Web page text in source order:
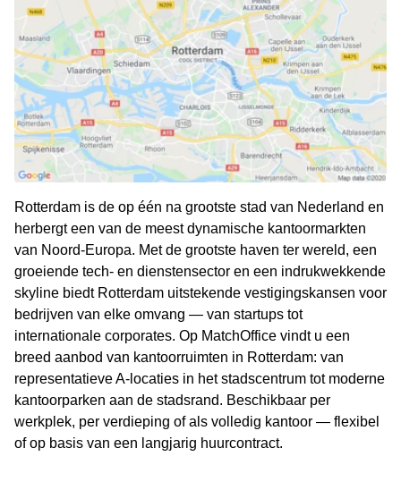
Rotterdam is de op één na grootste stad van Nederland en
herbergt een van de meest dynamische kantoormarkten
van Noord-Europa. Met de grootste haven ter wereld, een
groeiende tech- en dienstensector en een indrukwekkende
skyline biedt Rotterdam uitstekende vestigingskansen voor
bedrijven van elke omvang — van startups tot
internationale corporates. Op MatchOffice vindt u een
breed aanbod van kantoorruimten in Rotterdam: van
representatieve A-locaties in het stadscentrum tot moderne
kantoorparken aan de stadsrand. Beschikbaar per
werkplek, per verdieping of als volledig kantoor — flexibel
of op basis van een langjarig huurcontract.